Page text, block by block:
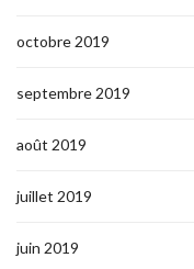
octobre 2019
septembre 2019
août 2019
juillet 2019
juin 2019